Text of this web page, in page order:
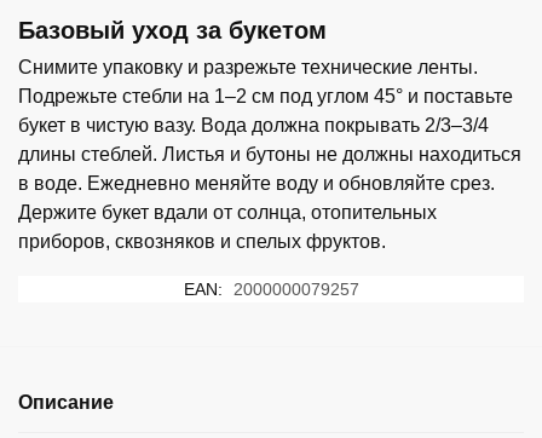
Базовый уход за букетом
Снимите упаковку и разрежьте технические ленты.
Подрежьте стебли на 1–2 см под углом 45° и поставьте
букет в чистую вазу. Вода должна покрывать 2/3–3/4
длины стеблей. Листья и бутоны не должны находиться
в воде. Ежедневно меняйте воду и обновляйте срез.
Держите букет вдали от солнца, отопительных
приборов, сквозняков и спелых фруктов.
EAN: 2000000079257
Описание